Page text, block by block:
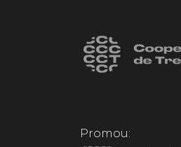
Promou: